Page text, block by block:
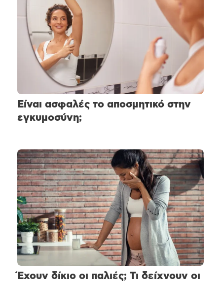
Είναι ασφαλές το αποσμητικό στην
εγκυμοσύνη;
Έχουν δίκιο οι παλιές; Τι δείχνουν οι